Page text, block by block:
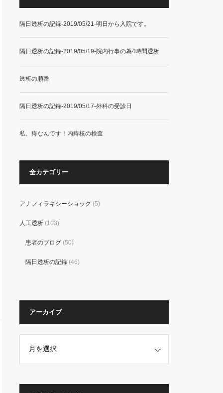
隔日透析の記録-2019/05/21-明日から入院です。
隔日透析の記録-2019/05/19-院内行事の為4時間透析
透析の順番
隔日透析の記録-2019/05/17-外科の受診日
私、痔なんです！内痔核の検査
全カテゴリー
アナフィラキシーショック (5)
人工透析(103)
患者のブログ(50)
隔日透析の記録(46)
アーカイブ